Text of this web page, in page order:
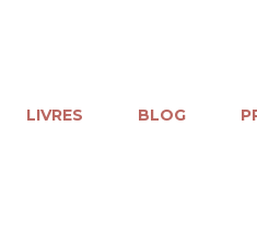
LIVRES BLOG